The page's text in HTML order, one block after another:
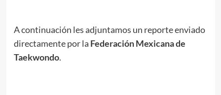
A continuación les adjuntamos un reporte enviado
directamente por la Federación Mexicana de
Taekwondo.